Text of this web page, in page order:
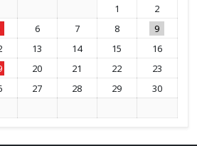
1
2
6 7 8
9
13 14 15
16
20 21 22
23
27 28 29
30